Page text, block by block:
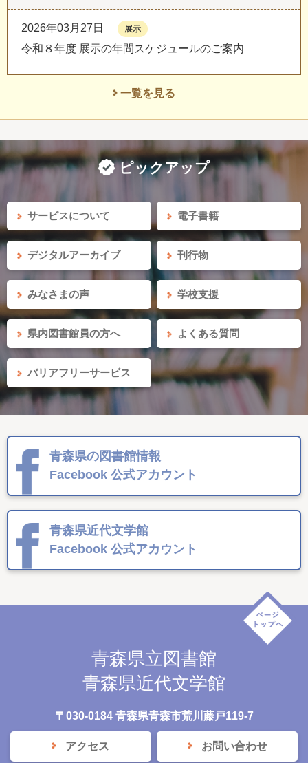
2026年03月27日 展示
令和８年度 展示の年間スケジュールのご案内
一覧を見る
ピックアップ
サービスについて 電子書籍
デジタルアーカイブ 刊行物
みなさまの声 学校支援
県内図書館員の方へ よくある質問
バリアフリーサービス
青森県の図書館情報
Facebook 公式アカウント
青森県近代文学館
Facebook 公式アカウント
青森県立図書館
青森県近代文学館
〒030-0184 青森県青森市荒川藤戸119-7
アクセス お問い合わせ